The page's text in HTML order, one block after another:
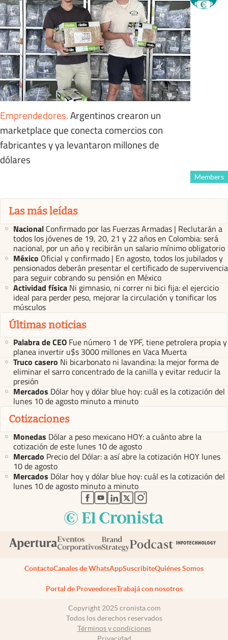
Emprendedores.Argentinos crearon un
marketplace que conecta comercios con
fabricantes y ya levantaron millones de
dólares
Members
Las más leídas
Nacional Confirmado por las Fuerzas Armadas | Reclutarán a
todos los jóvenes de 19, 20, 21 y 22 años en Colombia: será
nacional, por un año y recibirán un salario mínimo obligatorio
México Oficial y confirmado | En agosto, todos los jubilados y
pensionados deberán presentar el certificado de supervivencia
para seguir cobrando su pensión en México
Actividad física Ni gimnasio, ni correr ni bici fija: el ejercicio
ideal para perder peso, mejorar la circulación y tonificar los
músculos
Últimas noticias
Palabra de CEO Fue número 1 de YPF, tiene petrolera propia y
planea invertir u$s 3000 millones en Vaca Muerta
Truco casero Ni bicarbonato ni lavandina: la mejor forma de
eliminar el sarro concentrado de la canilla y evitar reducir la
presión
Mercados Dólar hoy y dólar blue hoy: cuál es la cotización del
lunes 10 de agosto minuto a minuto
Cotizaciones
Monedas Dólar a peso mexicano HOY: a cuánto abre la
cotización de este lunes 10 de agosto
Mercado Precio del Dólar: a así abre la cotización HOY lunes
10 de agosto
Mercados Dólar hoy y dólar blue hoy: cuál es la cotización del
lunes 10 de agosto minuto a minuto
abre en nueva pestaña
abre en nueva pestaña
abre en nueva pestaña
abre en nueva pestaña
abre en nueva pestaña
ContactoCanales de WhatsAppSuscribiteQuiénes Somos
Portal de ProveedoresTrabajá con nosotros
Copyright 2025 cronista.com
Todos los derechos reservados
Términos y condiciones
Privacidad